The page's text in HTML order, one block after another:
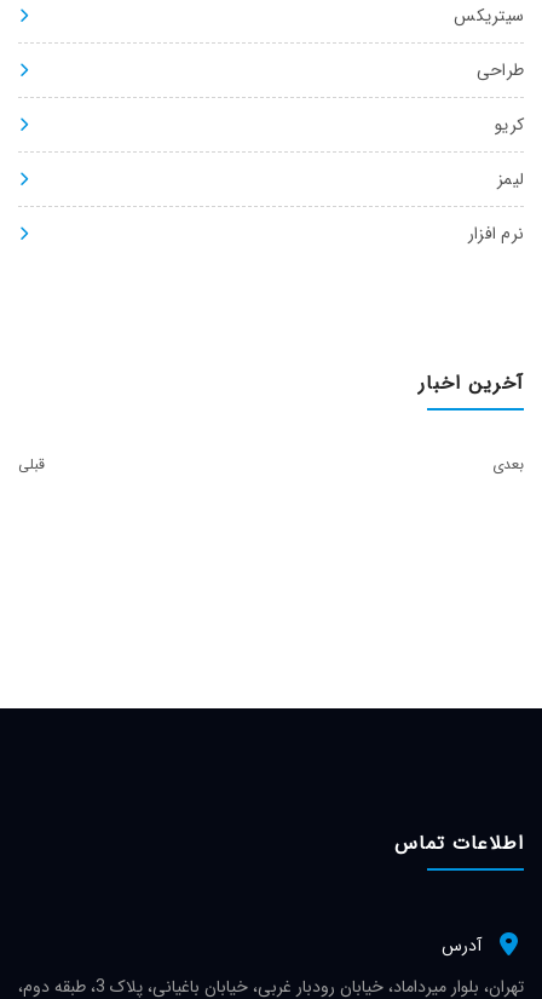
سیتریکس
طراحی
کریو
لیمز
نرم افزار
آخرین اخبار
قبلی بعدی
اطلاعات تماس
آدرس
تهران، بلوار میرداماد، خیابان رودبار غربی، خیابان باغیانی، پلاک 3، طبقه دوم،